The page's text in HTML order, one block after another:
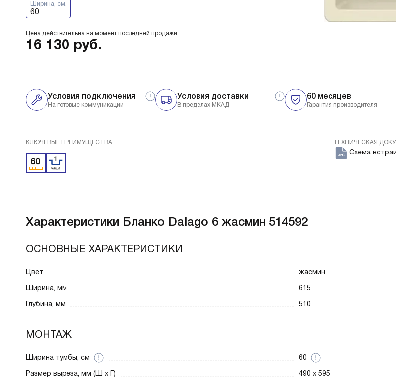
Ширина, см.
60
Цена действительна на момент последней продажи
16 130 руб.
Условия доставки
В пределах МКАД
60 месяцев
Гарантия производителя
Условия подключения
На готовые коммуникации
КЛЮЧЕВЫЕ ПРЕИМУЩЕСТВА ТЕХНИЧЕСКАЯ
Схема
Характеристики Бланко Dalago 6 жасмин 514592
ОСНОВНЫЕ ХАРАКТЕРИСТИКИ
Цвет
жасмин
Ширина, мм
615
Глубина, мм
510
МОНТАЖ
Ширина тумбы, см
60
Размер выреза, мм (Ш x Г)
490 x 595